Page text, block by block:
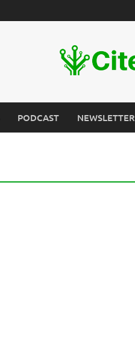
PODCAST NEWSLETTER